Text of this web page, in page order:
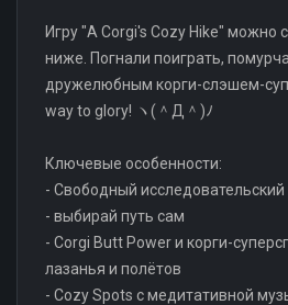
Игру "A Corgi's Cozy Hike" можно
ниже. Погнали поиграть,
дружелюбным корги-слэшем-
way to glory! ヽ(＾Д＾)ﾉ
Ключевые особенности:
- Свободный
- выбирай путь сам
- Corgi Butt Power и корги-
лазанья и полётов
- Cozy Spots с медитативной